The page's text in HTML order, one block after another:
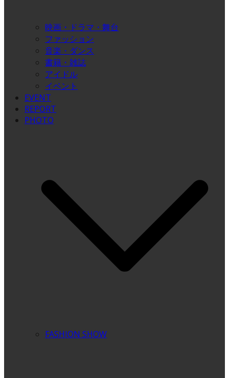
映画・ドラマ・舞台
ファッション
音楽・ダンス
書籍・雑誌
アイドル
イベント
EVENT
REPORT
PHOTO
FASHION SHOW